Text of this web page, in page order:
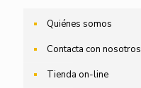
Quiénes somos
Contacta con nosotros
Tienda on-line